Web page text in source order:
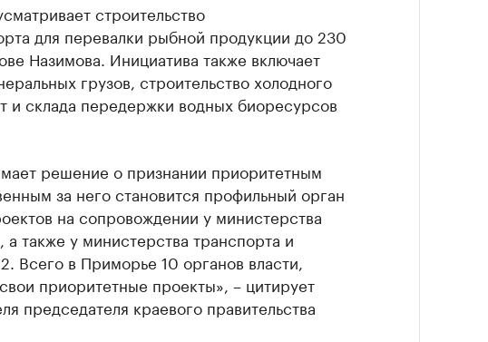
строительство
для перевалки рыбной продукции до 230
Назимова. Инициатива также включает
грузов, строительство холодного
и склада передержки водных биоресурсов
решение о признании приоритетным
за него становится профильный орган
на сопровождении у министерства
а также у министерства транспорта и
Всего в Приморье 10 органов власти,
приоритетные проекты», – цитирует
председателя краевого правительства